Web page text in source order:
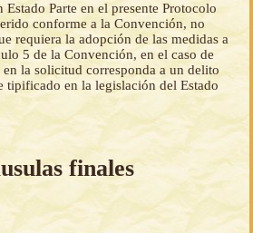
Estado Parte en el presente Protocolo
conforme a la Convención, no
requiera la adopción de las medidas a
5 de la Convención, en el caso de
la solicitud corresponda a un delito
en la legislación del Estado
finales